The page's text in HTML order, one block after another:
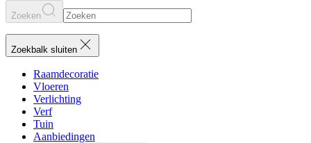
Zoeken
Zoekbalk sluiten
Raamdecoratie
Vloeren
Verlichting
Verf
Tuin
Aanbiedingen